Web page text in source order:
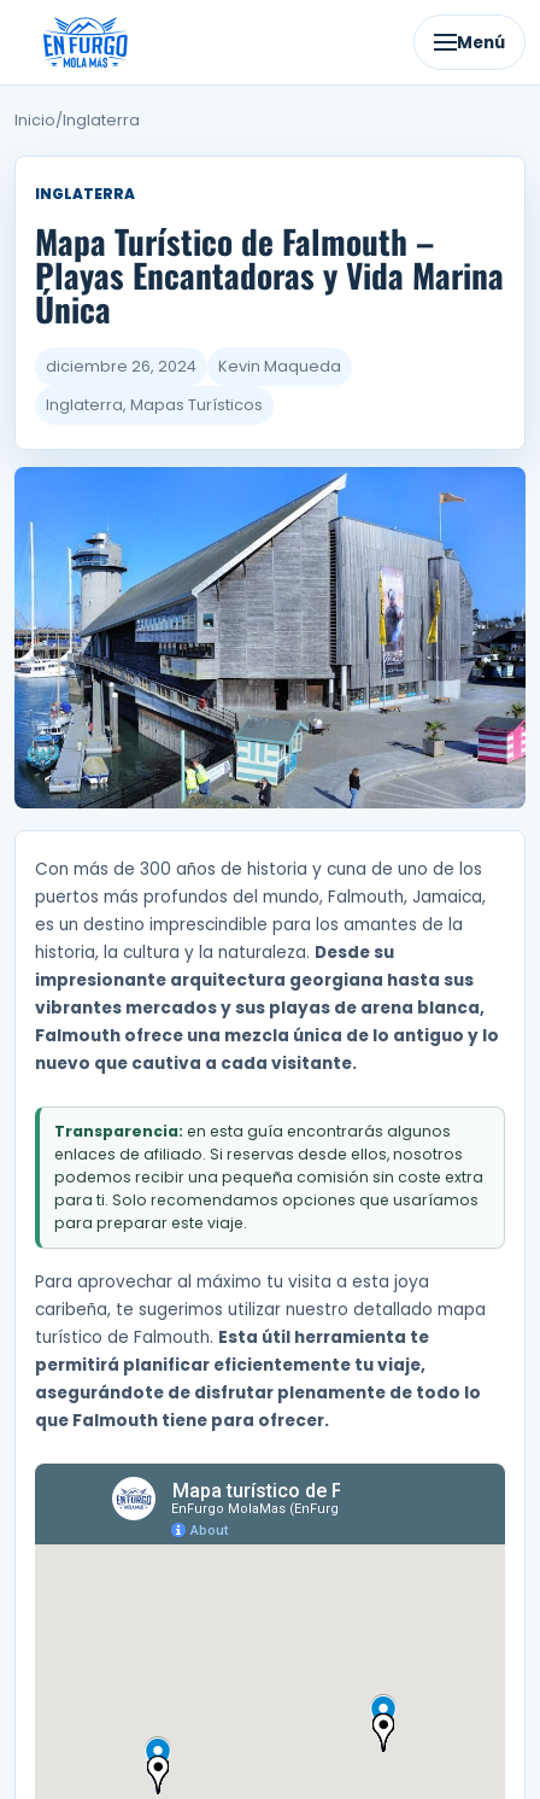
contenido
Menú
Inicio/Inglaterra
INGLATERRA
Mapa Turístico de Falmouth –
Playas Encantadoras y Vida Marina
Única
diciembre 26, 2024
Kevin Maqueda
Inglaterra, Mapas Turísticos
Con más de 300 años de historia y cuna de uno de los
puertos más profundos del mundo, Falmouth, Jamaica,
es un destino imprescindible para los amantes de la
historia, la cultura y la naturaleza. Desde su
impresionante arquitectura georgiana hasta sus
vibrantes mercados y sus playas de arena blanca,
Falmouth ofrece una mezcla única de lo antiguo y lo
nuevo que cautiva a cada visitante.
Transparencia: en esta guía encontrarás algunos
enlaces de afiliado. Si reservas desde ellos, nosotros
podemos recibir una pequeña comisión sin coste extra
para ti. Solo recomendamos opciones que usaríamos
para preparar este viaje.
Para aprovechar al máximo tu visita a esta joya
caribeña, te sugerimos utilizar nuestro detallado mapa
turístico de Falmouth. Esta útil herramienta te
permitirá planificar eficientemente tu viaje,
asegurándote de disfrutar plenamente de todo lo
que Falmouth tiene para ofrecer.